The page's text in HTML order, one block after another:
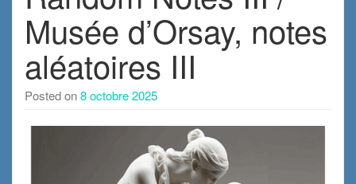
Musée d’Orsay, notes
aléatoires III
Posted on8 octobre 2025